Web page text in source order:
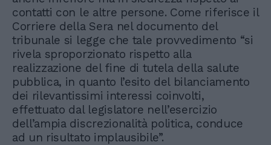
contatti con le altre persone. Come riferisce il
Corriere della Sera nel documento del
tribunale si legge che tale provvedimento “si
rivela sproporzionato rispetto alla
realizzazione del fine di tutela della salute
pubblica, in quanto l’esito del bilanciamento
dei rilevantissimi interessi coinvolti,
effettuato dal legislatore nell’esercizio
dell’ampia discrezionalità politica, conduce
ad un risultato implausibile”.